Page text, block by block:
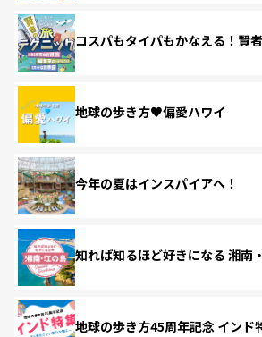
コスパもタイパもかなえる！賢
地球の歩き方♥偏愛ハワイ
今年の夏はインスパイアへ！
知れば知るほど好きになる 湘南
地球の歩き方45周年記念 インド